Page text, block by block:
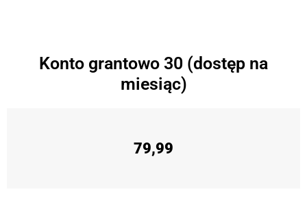
Konto grantowo 30 (dostęp na
miesiąc)
79,99